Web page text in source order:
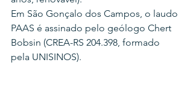
Em São Gonçalo dos Campos, o laudo
PAAS é assinado pelo geólogo Chert
Bobsin (CREA-RS 204.398, formado
pela UNISINOS).